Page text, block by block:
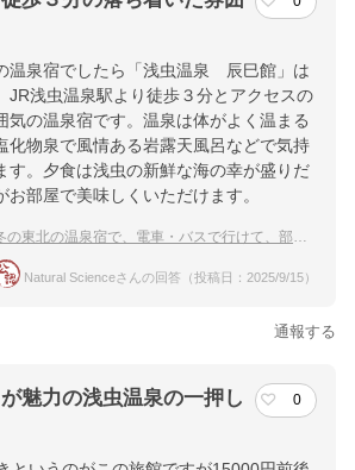
温泉宿でしたら「浅虫温泉 辰巳館」は
JR浅虫温泉駅より徒歩３分とアクセスの
気の温泉宿です。温泉は体がよく温まる
化物泉で風情ある岩露天風呂などで気持
す。夕食は浅虫の新鮮な海の幸が盛りだ
お部屋で美味しくいただけます。
の東北の温泉宿で、電車・バスで行けて、部屋食の温泉宿
Natural Scienceさんの回答（投稿日：2025/9/15）
通報する
魅力の浅虫温泉の一押し
0